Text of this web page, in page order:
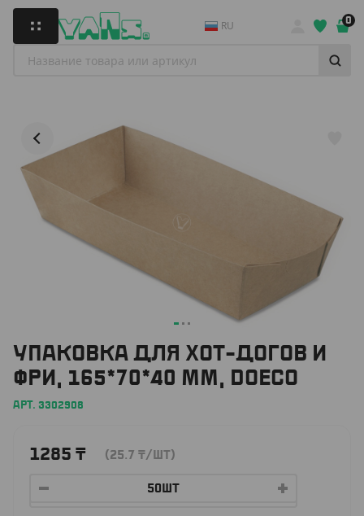
RU 0
УПАКОВКА ДЛЯ ХОТ-ДОГОВ И
ФРИ, 165*70*40 ММ, DOECO
АРТ. 3302908
1285 ₸ (25.7 ₸/ШТ)